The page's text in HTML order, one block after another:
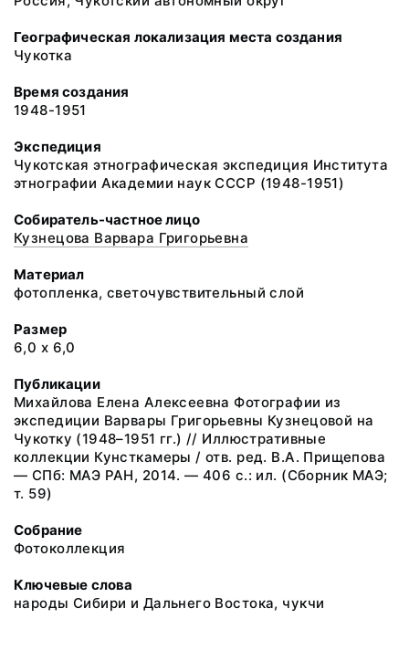
Географическая локализация места создания
Чукотка
Время создания
1948-1951
Экспедиция
Чукотская этнографическая экспедиция Института
этнографии Академии наук СССР (1948-1951)
Собиратель-частное лицо
Кузнецова Варвара Григорьевна
Материал
фотопленка, светочувствительный слой
Размер
6,0 х 6,0
Публикации
Михайлова Елена Алексеевна Фотографии из
экспедиции Варвары Григорьевны Кузнецовой на
Чукотку (1948–1951 гг.) // Иллюстративные
коллекции Кунсткамеры / отв. ред. В.А. Прищепова
— СПб: МАЭ РАН, 2014. — 406 с.: ил. (Сборник МАЭ;
т. 59)
Собрание
Фотоколлекция
Ключевые слова
народы Сибири и Дальнего Востока, чукчи